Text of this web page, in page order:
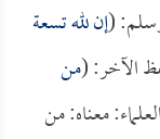
(إن لله تسعة
الآخر: (من
معناه: من